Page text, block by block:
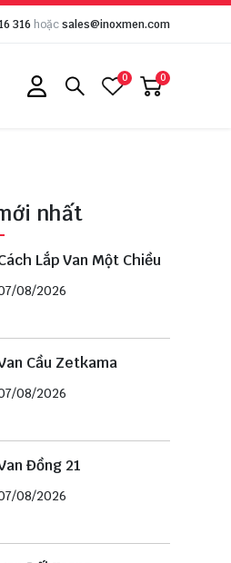
316 hoặcsales@inoxmen.com
0 0
nhất
Lắp Van Một Chiều
08/2026
Cầu Zetkama
08/2026
Đồng 21
08/2026